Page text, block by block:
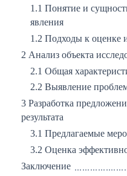
1.1 Понятие и
явления
1.2 Подходы к оценке
2 Анализ объекта
2.1 Общая
2.2 Выявление
3 Разработка
результата
3.1 Предлагаемые
3.2 Оценка
Заключение